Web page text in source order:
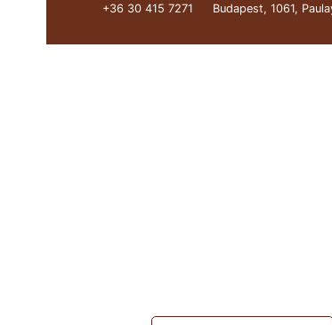
+36 30 415 7271 Budapest, 1061,